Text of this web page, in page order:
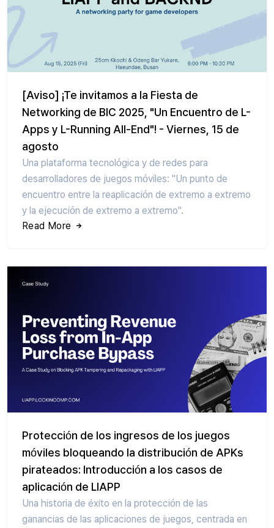
[Aviso] ¡Te invitamos a la Fiesta de
Networking de BIC 2025, "Un Encuentro de L-
Apps y L-Running All-End"! - Viernes, 15 de
agosto
Una plataforma tecnológica y de redes para
desarrolladores de juegos móviles: "Un punto de
encuentro entre la reaplicación de extremo a extremo
y la ejecución de extremo a extremo".
Read More
Protección de los ingresos de los juegos
móviles bloqueando la distribución de APKs
pirateados: Introducción a los casos de
aplicación de LIAPP
Una historia de éxito en la protección de las
ganancias de las aplicaciones de juegos, centrada en